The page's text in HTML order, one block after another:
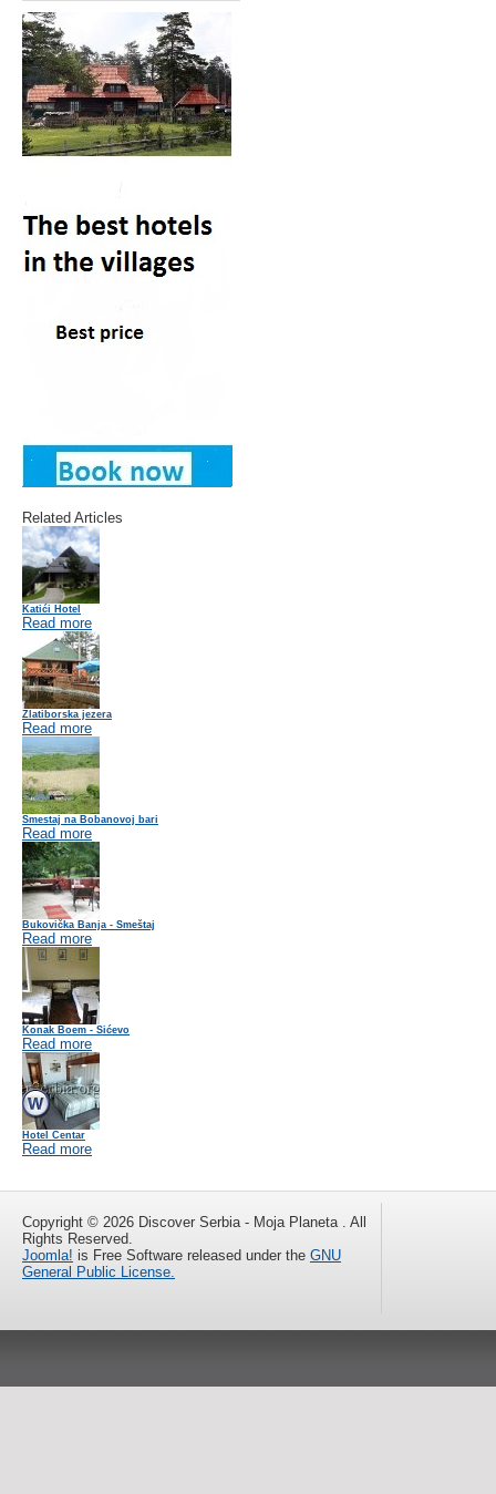
Related Articles
Katići Hotel
Read more
Zlatiborska jezera
Read more
Smestaj na Bobanovoj bari
Read more
Bukovička Banja - Smeštaj
Read more
Konak Boem - Sićevo
Read more
Hotel Centar
Read more
Copyright © 2026 Discover Serbia - Moja Planeta . All
Rights Reserved.
Joomla! is Free Software released under the GNU
General Public License.